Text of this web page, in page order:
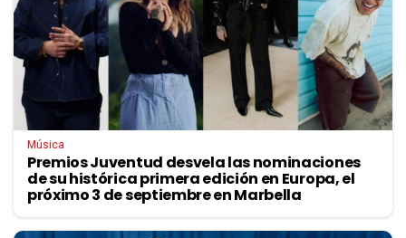
Música
Premios Juventud desvela las nominaciones
de su histórica primera edición en Europa, el
próximo 3 de septiembre en Marbella